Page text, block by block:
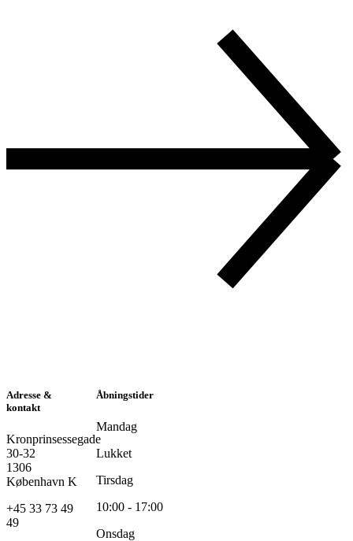
Adresse &
kontakt
Kronprinsessegade
30-32
1306
København K
+45 33 73 49
49
Åbningstider
Mandag
Lukket
Tirsdag
10:00 - 17:00
Onsdag